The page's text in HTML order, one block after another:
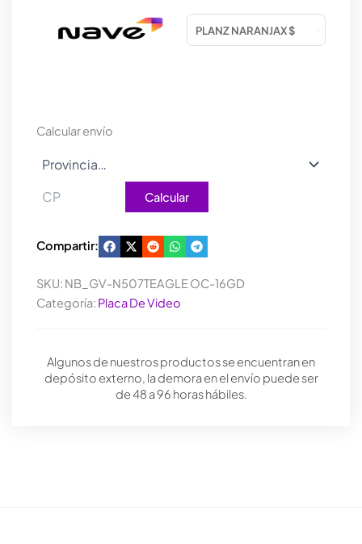
Calcular envío
Calcular
Compartir:
SKU: NB_GV-N507TEAGLE OC-16GD
Categoría: Placa De Video
Algunos de nuestros productos se encuentran en
depósito externo, la demora en el envío puede ser
de 48 a 96 horas hábiles.